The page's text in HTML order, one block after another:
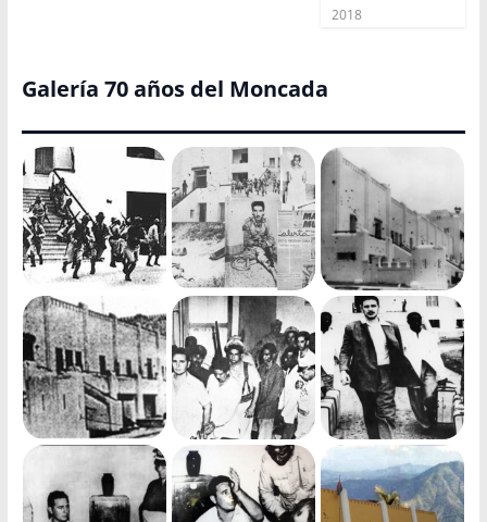
2018
Galería 70 años del Moncada